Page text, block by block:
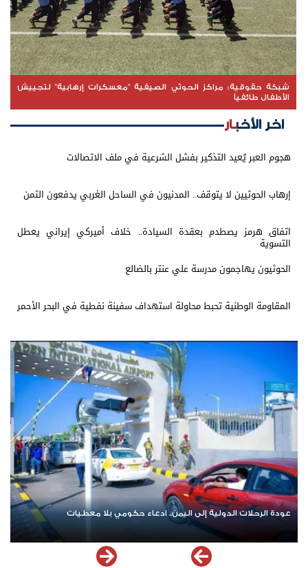
شبكة حقوقية: مراكز الحوثي الصيفية "معسكرات إرهابية" لتجييش
الأطفال طائفياً
اخر الأخبار
هجوم العبر يُعيد التذكير بفشل الشرعية في ملف الاتصالات
إرهاب الحوثيين لا يتوقف.. المدنيون في الساحل الغربي يدفعون الثمن
اتفاق هرمز يصطدم بعقدة السيادة.. خلاف أميركي إيراني يعطل
التسوية
الحوثيون يهاجمون مدرسة علي عنتر بالضالع
المقاومة الوطنية تحبط محاولة استهداف سفينة نفطية في البحر الأحمر
عودة الرحلات الدولية إلى اليمن.. ادعاء حكومي بلا معطيات